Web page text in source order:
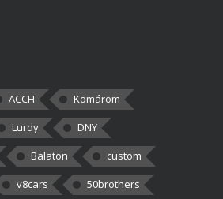
ACCH
Komárom
Lurdy
DNY
Balaton
custom
v8cars 50brothers